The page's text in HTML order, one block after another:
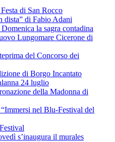
di San Rocco
di Fabio Adani
la sagra contadina
Lungomare Cicerone di
del Concorso dei
di Borgo Incantato
24 luglio
della Madonna di
nel Blu-Festival del
s’inaugura il murales